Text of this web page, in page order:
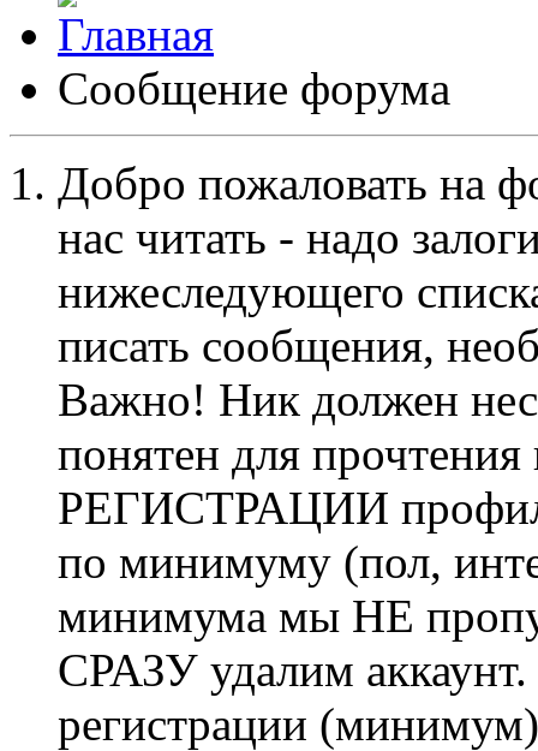
Сообщение форума
Добро пожаловать на
нас читать - надо
нижеследующего
писать сообщения,
Важно! Ник должен
понятен для
РЕГИСТРАЦИИ профиль
по минимуму (пол,
минимума мы НЕ
СРАЗУ удалим
регистрации